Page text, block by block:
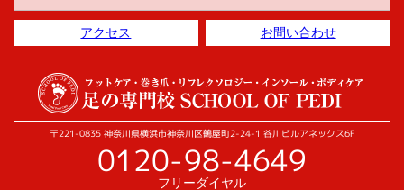
アクセス お問い合わせ
〒221-0835 神奈川県横浜市神奈川区鶴屋町2-24-1 谷川ビルアネックス6F
0120-98-4649
フリーダイヤル